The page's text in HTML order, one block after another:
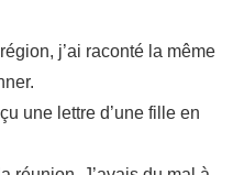
j’ai raconté la même
une lettre d’une fille en